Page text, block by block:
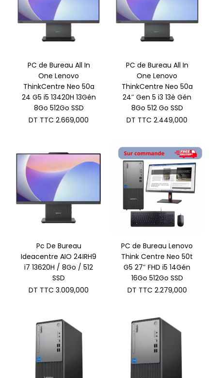
PC de Bureau All In
One Lenovo
ThinkCentre Neo 50a
24 G5 i5 13420H 13Gén
8Go 512Go SSD
DT TTC 2.669,000
PC de Bureau All In
One Lenovo
ThinkCentre Neo 50a
24″ Gen 5 i3 13è Gén
8Go 512 Go SSD
DT TTC 2.449,000
Pc De Bureau
Ideacentre AIO 24IRH9
i7 13620H / 8Go / 512
SSD
DT TTC 3.009,000
PC de Bureau Lenovo
Think Centre Neo 50t
G5 27″ FHD i5 14Gén
16Go 512Go SSD
DT TTC 2.279,000